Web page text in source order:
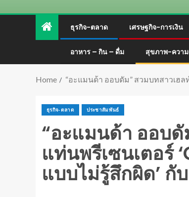
ธุรกิจ-ตลาด เศรษฐกิจ-การเงิน
อาหาร – กิน – ดื่ม สุขภาพ-ควา
Home “อะแมนด้า ออบดัม” สวมบทสาวเฮล
ธุรกิจ-ตลาด ประชาสัมพันธ์
“อะแมนด้า ออบ
แท่นพรีเซนเตอร์
แบบไม่รู้สึกผิด’ กั